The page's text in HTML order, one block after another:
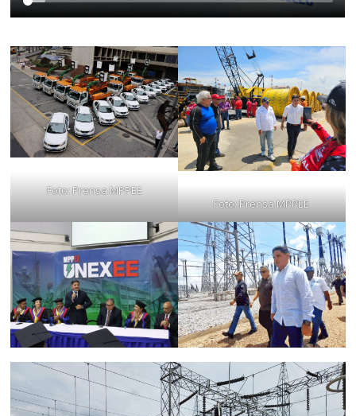
Foto: Prensa MPPEE
Foto: Prensa MPPEE